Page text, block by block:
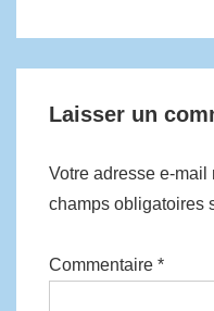
Laisser un
Votre adresse e-
champs obligatoires
Commentaire *